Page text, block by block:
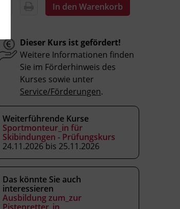
In den Warenkorb
Dieser Kurs ist gefördert!
Weitere Informationen finden
Sie im Förderhinweis des
Kurses sowie unter
Service/Förderungen.
Weiterführende Kurse
Sportmonteur_in für
Skibindungen - Prüfungskurs
24.11.2026 bis 25.11.2026
Das könnte Sie auch
interessieren
Ausbildung zum_zur